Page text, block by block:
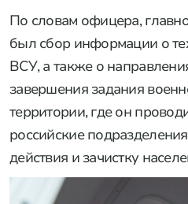
По словам офицера,
был сбор информации о
ВСУ, а также о
завершения задания
территории, где он
российские
действия и зачистку